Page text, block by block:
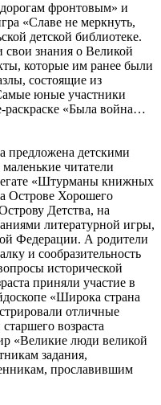
фронтовым» и
«Славе не меркнуть,
детской библиотеке.
свои знания о Великой
которые им ранее были
состоящие из
юные участники
раскраске «Была война…
предложена детскими
читатели
«Штурманы книжных
Острове Хорошего
Детства, на
литературной игры,
Федерации. А родители
и сообразительность
исторической
приняли участие в
«Широка страна
отличные
возраста
«Великие люди великой
задания,
прославившим